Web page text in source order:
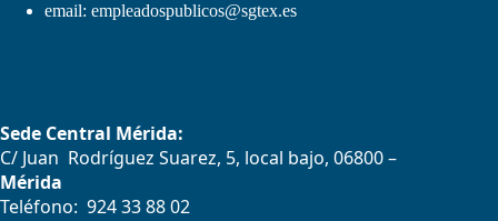
email: empleadospublicos@sgtex.es
Sede Central Mérida:
C/ Juan Rodríguez Suarez, 5, local bajo, 06800 –
Mérida
Teléfono: 924 33 88 02